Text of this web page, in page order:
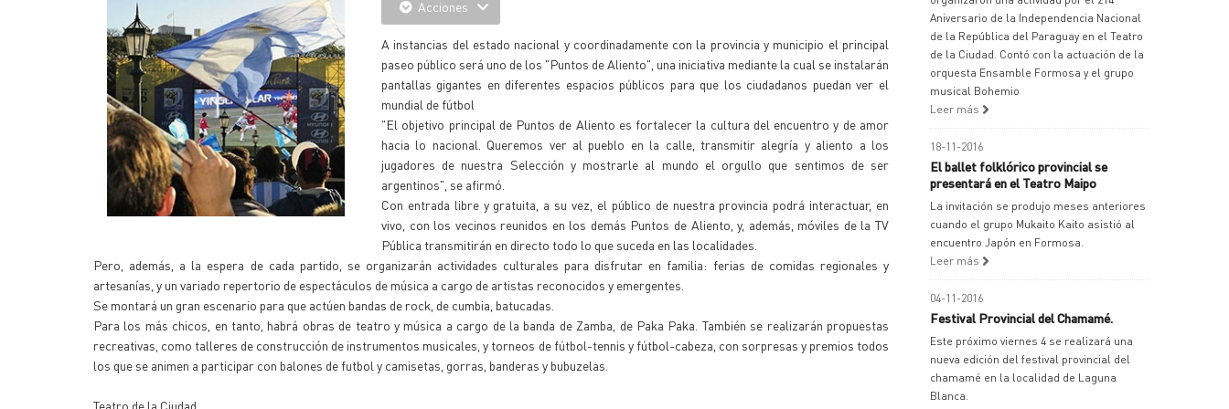
Acciones
A instancias del estado nacional y coordinadamente con la provincia y municipio el principal
paseo público será uno de los "Puntos de Aliento", una iniciativa mediante la cual se instalarán
pantallas gigantes en diferentes espacios públicos para que los ciudadanos puedan ver el
mundial de fútbol
"El objetivo principal de Puntos de Aliento es fortalecer la cultura del encuentro y de amor
hacia lo nacional. Queremos ver al pueblo en la calle, transmitir alegría y aliento a los
jugadores de nuestra Selección y mostrarle al mundo el orgullo que sentimos de ser
argentinos", se afirmó.
Con entrada libre y gratuita, a su vez, el público de nuestra provincia podrá interactuar, en
vivo, con los vecinos reunidos en los demás Puntos de Aliento, y, además, móviles de la TV
Pública transmitirán en directo todo lo que suceda en las localidades.
Pero, además, a la espera de cada partido, se organizarán actividades culturales para disfrutar en familia: ferias de comidas regionales y
artesanías, y un variado repertorio de espectáculos de música a cargo de artistas reconocidos y emergentes.
Se montará un gran escenario para que actúen bandas de rock, de cumbia, batucadas.
Para los más chicos, en tanto, habrá obras de teatro y música a cargo de la banda de Zamba, de Paka Paka. También se realizarán propuestas
recreativas, como talleres de construcción de instrumentos musicales, y torneos de fútbol-tennis y fútbol-cabeza, con sorpresas y premios todos
los que se animen a participar con balones de futbol y camisetas, gorras, banderas y bubuzelas.
Teatro de la Ciudad
Aniversario de la Independencia Nacional
de la República del Paraguay en el Teatro
de la Ciudad. Contó con la actuación de la
orquesta Ensamble Formosa y el grupo
musical Bohemio
Leer más
18-11-2016
El ballet folklórico provincial se
presentará en el Teatro Maipo
La invitación se produjo meses anteriores
cuando el grupo Mukaito Kaito asistió al
encuentro Japón en Formosa.
Leer más
04-11-2016
Festival Provincial del Chamamé.
Este próximo viernes 4 se realizará una
nueva edición del festival provincial del
chamamé en la localidad de Laguna
Blanca.